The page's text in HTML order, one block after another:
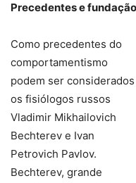
Precedentes e fundação
Como precedentes do
comportamentismo
podem ser considerados
os fisiólogos russos
Vladimir Mikhailovich
Bechterev e Ivan
Petrovich Pavlov.
Bechterev, grande